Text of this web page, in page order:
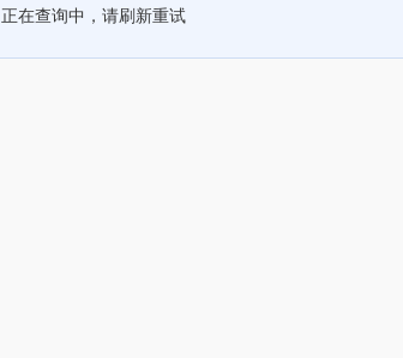
正在查询中，请刷新重试